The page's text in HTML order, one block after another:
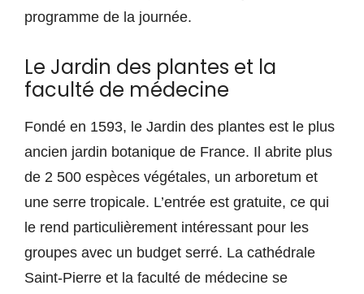
programme de la journée.
Le Jardin des plantes et la
faculté de médecine
Fondé en 1593, le Jardin des plantes est le plus
ancien jardin botanique de France. Il abrite plus
de 2 500 espèces végétales, un arboretum et
une serre tropicale. L’entrée est gratuite, ce qui
le rend particulièrement intéressant pour les
groupes avec un budget serré. La cathédrale
Saint-Pierre et la faculté de médecine se